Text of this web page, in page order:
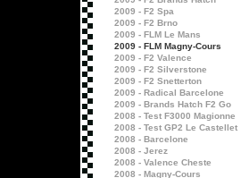
2009 - F2 Spa
2009 - F2 Brno
2009 - FLM Le Mans
2009 - FLM Magny-Cours
2009 - F2 Valence
2009 - F2 Silverstone
2009 - F2 Snetterton
2009 - Radical Barcelone
2009 - Brands Hatch F2 Go
2008 - Test F3000 Magionne
2008 - Test GP2 Le Castellet
2008 - Barcelone
2008 - Jerez
2008 - Valence Cheste
2008 - Magny-Cours